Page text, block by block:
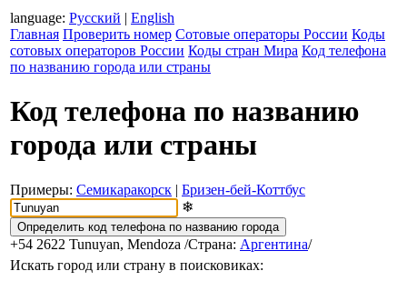
language: Русский | English
Главная Проверить номер Сотовые операторы России Коды
сотовых операторов России Коды стран Мира Код телефона
по названию города или страны
Код телефона по названию
города или страны
Примеры: Семикаракорск | Бризен-бей-Коттбус
❄
+54 2622 Tunuyan, Mendoza /Страна: Аргентина/
Искать город или страну в поисковиках: